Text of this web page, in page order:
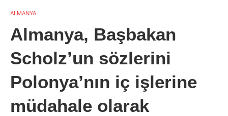
ALMANYA
Almanya, Başbakan
Scholz’un sözlerini
Polonya’nın iç işlerine
müdahale olarak